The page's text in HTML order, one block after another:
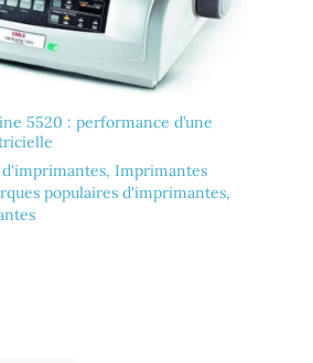
5520 : performance d’une
, Imprimantes
populaires d'imprimantes,